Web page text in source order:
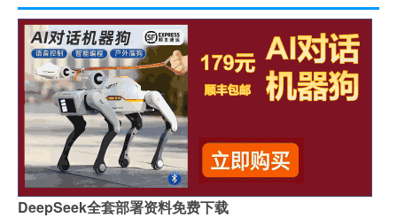
DeepSeek全套部署资料免费下载